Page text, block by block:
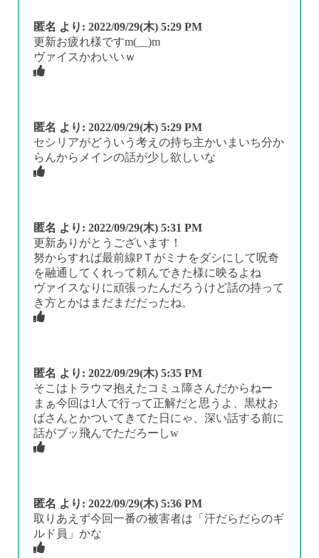
匿名 より: 2022/09/29(木) 5:29 PM
更新お疲れ様ですm(__)m
ヴァイスかわいいｗ
匿名 より: 2022/09/29(木) 5:29 PM
セシリアがどういう考えの持ち主かいまいち分か
らんからメインの話が少し欲しいな
匿名 より: 2022/09/29(木) 5:31 PM
更新ありがとうございます！
努からすれば最前線PＴがミナをダシにして呪奇
を融通してくれって頼んできた様に映るよね
ヴァイスなりに頑張ったんだろうけど話の持って
き方とかはまだまだだったね。
匿名 より: 2022/09/29(木) 5:35 PM
そこはトラウマ抱えたコミュ障さんだからねー
まぁ今回は1人で行って正解だと思うよ、黒杖お
ばさんとかついてきてた日にゃ、深い話する前に
話がブッ飛んでただろーしw
匿名 より: 2022/09/29(木) 5:36 PM
取りあえず今回一番の被害者は「汗だらだらのギ
ルド員」かな